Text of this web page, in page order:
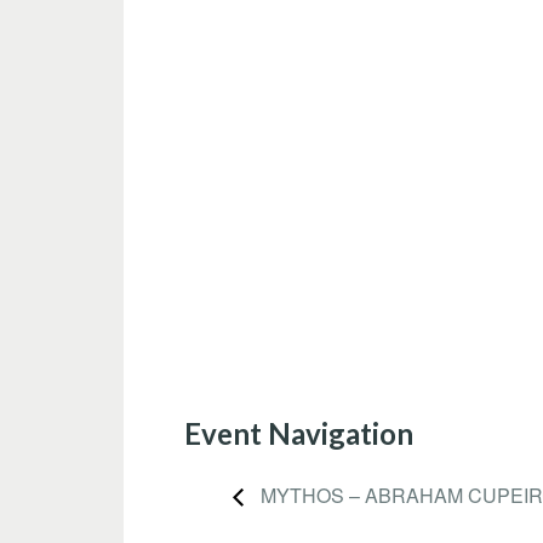
Event Navigation
MYTHOS – ABRAHAM